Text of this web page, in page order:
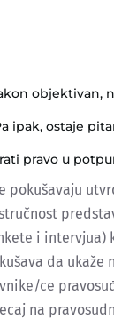
objektivan,
ipak, ostaje
pravo u
i
da ukaže
ce
na